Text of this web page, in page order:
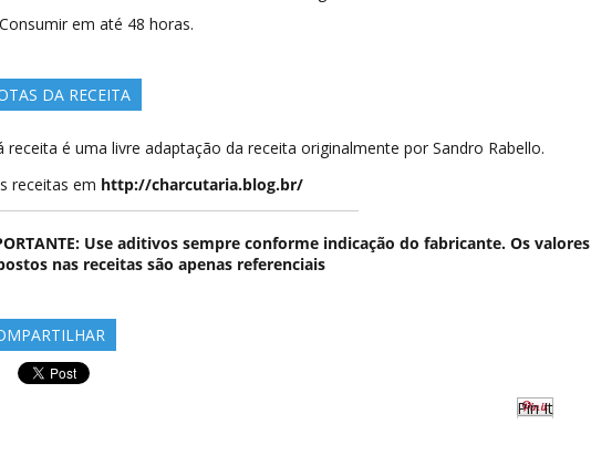
Consumir em até 48 horas.
DA RECEITA
receita é uma livre adaptação da receita originalmente por Sandro Rabello.
receitas em http://charcutaria.blog.br/
Use aditivos sempre conforme indicação do fabricante. Os valores
nas receitas são apenas referenciais
Pin It